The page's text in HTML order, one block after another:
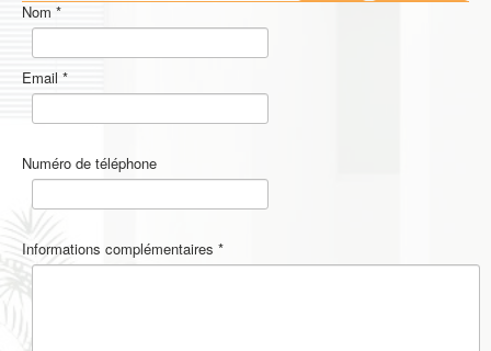
Nom *
Email *
Numéro de téléphone
Informations complémentaires *